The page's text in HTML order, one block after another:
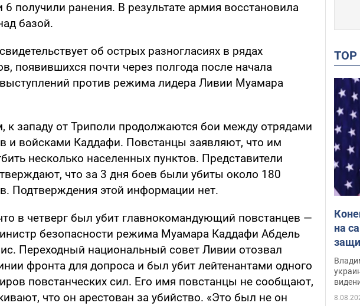
6 получили ранения. В результате армия восстановила
базой.
об острых разногласиях в рядах
появившихся почти через полгода после начала
против режима лидера Ливии Муамара
к западу от Триполи продолжаются бои между отрядами
и войсками Каддафи. Повстанцы заявляют, что им
несколько населенных пунктов. Представители
что за 3 дня боев были убиты около 180
Подтверждения этой информации нет.
в четверг был убит главнокомандующий повстанцев —
безопасности режима Муамара Каддафи Абдель
Переходный национальный совет Ливии отозвал
фронта для допроса и был убит лейтенантами одного
повстанческих сил. Его имя повстанцы не сообщают,
что он арестован за убийство. «Это был не он
на